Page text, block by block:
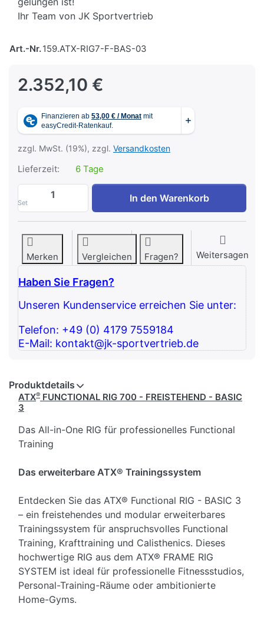
Ihr Team von JK Sportvertrieb
Art.-Nr.159.ATX-RIG7-F-BAS-03
2.352,10 €
zzgl. MwSt. (19%), zzgl. Versandkosten
Lieferzeit: 6 Tage
Set
ATX® Functional RIG 700 - BASIC 3 zu
In den Warenkorb
Merken Vergleichen Fragen? Weitersagen
Haben Sie Fragen?
Unseren Kundenservice erreichen Sie unter:
Telefon: +49 (0) 4179 7559184
E-Mail: kontakt@jk-sportvertrieb.de
Produktdetails
ATX® FUNCTIONAL RIG 700 - FREISTEHEND - BASIC
3
Das All-in-One RIG für professionelles Functional
Training
Das erweiterbare ATX® Trainingssystem
Entdecken Sie das ATX® Functional RIG - BASIC 3
– ein freistehendes und modular erweiterbares
Trainingssystem für anspruchsvolles Functional
Training, Krafttraining und Calisthenics. Dieses
hochwertige RIG aus dem ATX® FRAME RIG
SYSTEM ist ideal für professionelle Fitnessstudios,
Personal-Training-Räume oder ambitionierte
Home-Gyms.